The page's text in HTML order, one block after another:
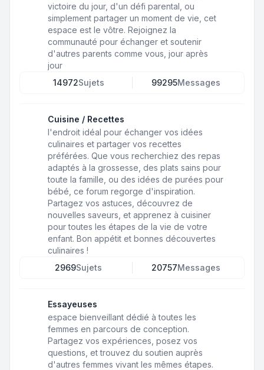
victoire du jour, d'un défi parental, ou
simplement partager un moment de vie, cet
espace est le vôtre. Rejoignez la
communauté pour échanger et soutenir
d'autres parents comme vous, jour après
jour
14972Sujets 99295Messages
Cuisine / Recettes
l'endroit idéal pour échanger vos idées
culinaires et partager vos recettes
préférées. Que vous recherchiez des repas
adaptés à la grossesse, des plats sains pour
toute la famille, ou des idées de purées pour
bébé, ce forum regorge d'inspiration.
Partagez vos astuces, découvrez de
nouvelles saveurs, et apprenez à cuisiner
pour toutes les étapes de la vie de votre
enfant. Bon appétit et bonnes découvertes
culinaires !
2969Sujets 20757Messages
Essayeuses
espace bienveillant dédié à toutes les
femmes en parcours de conception.
Partagez vos expériences, posez vos
questions, et trouvez du soutien auprès
d'autres femmes vivant les mêmes étapes.